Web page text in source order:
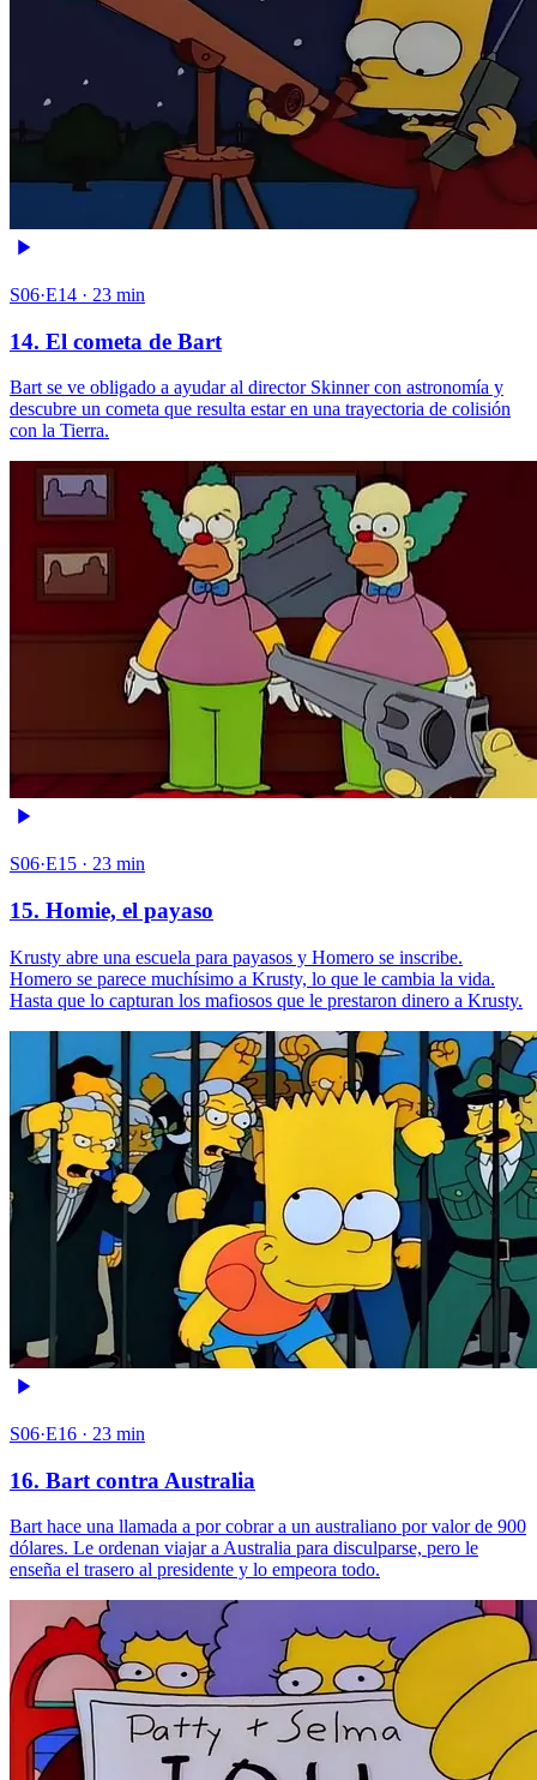
S06·E14 · 23 min
14. El cometa de Bart
Bart se ve obligado a ayudar al director Skinner con astronomía y
descubre un cometa que resulta estar en una trayectoria de colisión
con la Tierra.
S06·E15 · 23 min
15. Homie, el payaso
Krusty abre una escuela para payasos y Homero se inscribe.
Homero se parece muchísimo a Krusty, lo que le cambia la vida.
Hasta que lo capturan los mafiosos que le prestaron dinero a Krusty.
S06·E16 · 23 min
16. Bart contra Australia
Bart hace una llamada a por cobrar a un australiano por valor de 900
dólares. Le ordenan viajar a Australia para disculparse, pero le
enseña el trasero al presidente y lo empeora todo.